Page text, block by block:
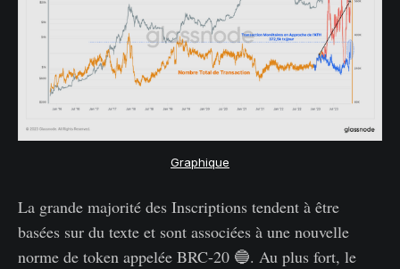
Graphique
La grande majorité des Inscriptions tendent à être
basées sur du texte et sont associées à une nouvelle
norme de token appelée BRC-20 🔵. Au plus fort, le